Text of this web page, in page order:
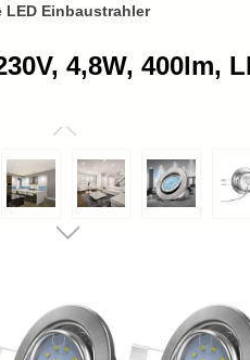
LED Einbaustrahler
4,8W, 400lm,